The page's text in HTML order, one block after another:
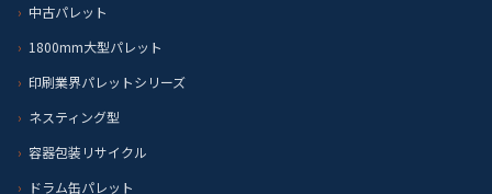
中古パレット
1800mm大型パレット
印刷業界パレットシリーズ
ネスティング型
容器包装リサイクル
ドラム缶パレット